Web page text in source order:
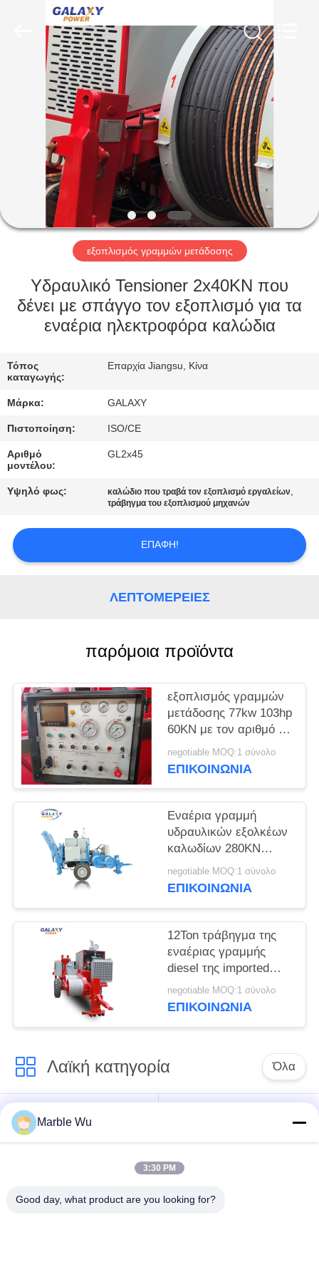
ΣΠΊΤΙ
ΠΡΟΪΌΝΤΑ
ΣΧΕΤΙΚΆ
ΕΜΆΣ
ΕΠΙΣΚΈΨΕΙΣ
ΣΤΟ
ΕΡΓΟΣΤΆΣΙΟ
ΠΟΙΌΤΗΤΑΣ
ΜΑΣ
ΥΠΟΘΈΣΕΙΣ
PRIVACY
εξοπλισμός γραμμών μετάδοσης
Υδραυλικό Tensioner 2x40KN που
δένει με σπάγγο τον εξοπλισμό για τα
εναέρια ηλεκτροφόρα καλώδια
Τόπος
καταγωγής:
Επαρχία Jiangsu, Κίνα
Μάρκα: GALAXY
Πιστοποίηση: ISO/CE
Αριθμό
μοντέλου:
GL2x45
Υψηλό φως: καλώδιο που τραβά τον εξοπλισμό εργαλείων,
τράβηγμα του εξοπλισμού μηχανών
ΕΠΑΦΉ!
ΛΕΠΤΟΜΈΡΕΙΕΣ
παρόμοια προϊόντα
εξοπλισμός γραμμών
μετάδοσης 77kw 103hp
60KN με τον αριθμό 7
αυλακιού
negotiable MOQ:1 σύνολο
ΕΠΙΚΟΙΝΩΝΊΑ
Εναέρια γραμμή
υδραυλικών εξολκέων
καλωδίων 280KN
ADSS που δένει με
σπάγγο τον εξοπλισμό
negotiable MOQ:1 σύνολο
ΕΠΙΚΟΙΝΩΝΊΑ
12Ton τράβηγμα της
εναέριας γραμμής
diesel της imported
καλωδίων που δένει
με σπάγγο τον
negotiable MOQ:1 σύνολο
ΕΠΙΚΟΙΝΩΝΊΑ
Λαϊκή κατηγορία Όλα
εξοπλισμός
γραμμών μετάδοσης
με σπάγγο τον
μετάδοσης
Marble Wu
3:30 PM
Good day, what product are you looking for?